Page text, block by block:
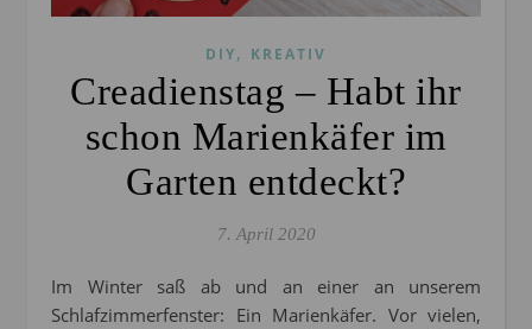
DIY, KREATIV
Creadienstag – Habt ihr
schon Marienkäfer im
Garten entdeckt?
7. April 2020
Im Winter saß ab und an einer an unserem
Schlafzimmerfenster: Ein Marienkäfer. Vor vielen,